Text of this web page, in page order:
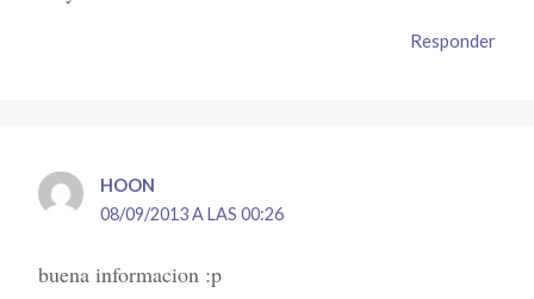
Responder
HOON
08/09/2013 A LAS 00:26
buena informacion :p